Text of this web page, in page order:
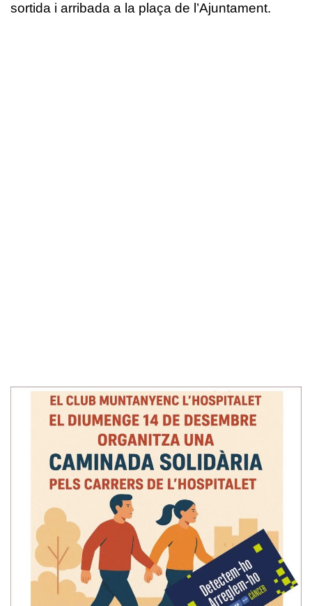
sortida i arribada a la plaça de l’Ajuntament.